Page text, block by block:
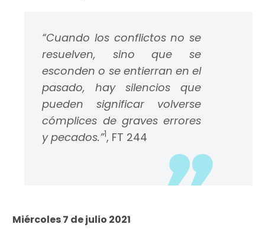
“Cuando los conflictos no se
resuelven, sino que se
esconden o se entierran en el
pasado, hay silencios que
pueden significar volverse
cómplices de graves errores
y pecados.”1, FT 244
Miércoles 7 de julio 2021